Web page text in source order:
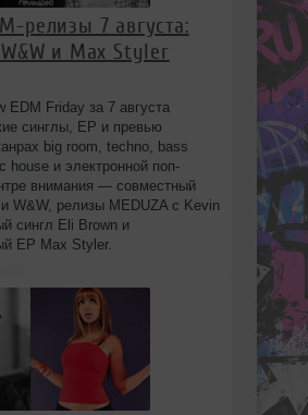
релизы 7 августа:
и Max Styler
EDM Friday за 7 августа
синглы, EP и превью
big room, techno, bass
house и электронной поп-
внимания — совместный
W&W, релизы MEDUZA с Kevin
сингл Eli Brown и
EP Max Styler.